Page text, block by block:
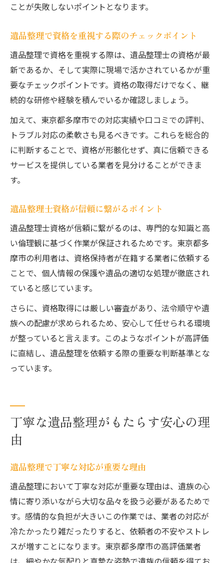
ことが失敗しないポイントとなります。
遺品整理で資格を重視する際のチェックポイント
遺品整理で資格を重視する際は、遺品整理士の資格が最
新であるか、そして実際に現場で活かされているかが重
要なチェックポイントです。資格の取得だけでなく、継
続的な研修や経験を積んでいるか確認しましょう。
加えて、東京都多摩市での対応実績や口コミでの評判、
トラブル対応の柔軟さも見るべきです。これらを総合的
に判断することで、資格が形骸化せず、真に信頼できる
サービスを提供している業者を見分けることができま
す。
遺品整理士資格が信頼に繋がるポイント
遺品整理士資格が信頼に繋がるのは、専門的な知識と高
い倫理観に基づく作業が保証されるためです。東京都多
摩市の利用者は、資格保持者が在籍する業者に依頼する
ことで、個人情報の保護や遺品の適切な処理が徹底され
ていると感じています。
さらに、資格取得には厳しい審査があり、法令順守や遺
族への配慮が求められるため、安心して任せられる環境
が整っていると言えます。このようなポイントが高評価
に直結し、遺品整理を依頼する際の重要な判断基準とな
っています。
丁寧な遺品整理がもたらす安心の理
由
遺品整理で丁寧な対応が重要な理由
遺品整理において丁寧な対応が重要な理由は、遺族の心
情に寄り添いながら大切な品々を扱う必要があるためで
す。感情的な負担が大きいこの作業では、業者の対応が
冷たかったり雑だったりすると、依頼者の不安やストレ
スが増すことになります。東京都多摩市の高評価業者